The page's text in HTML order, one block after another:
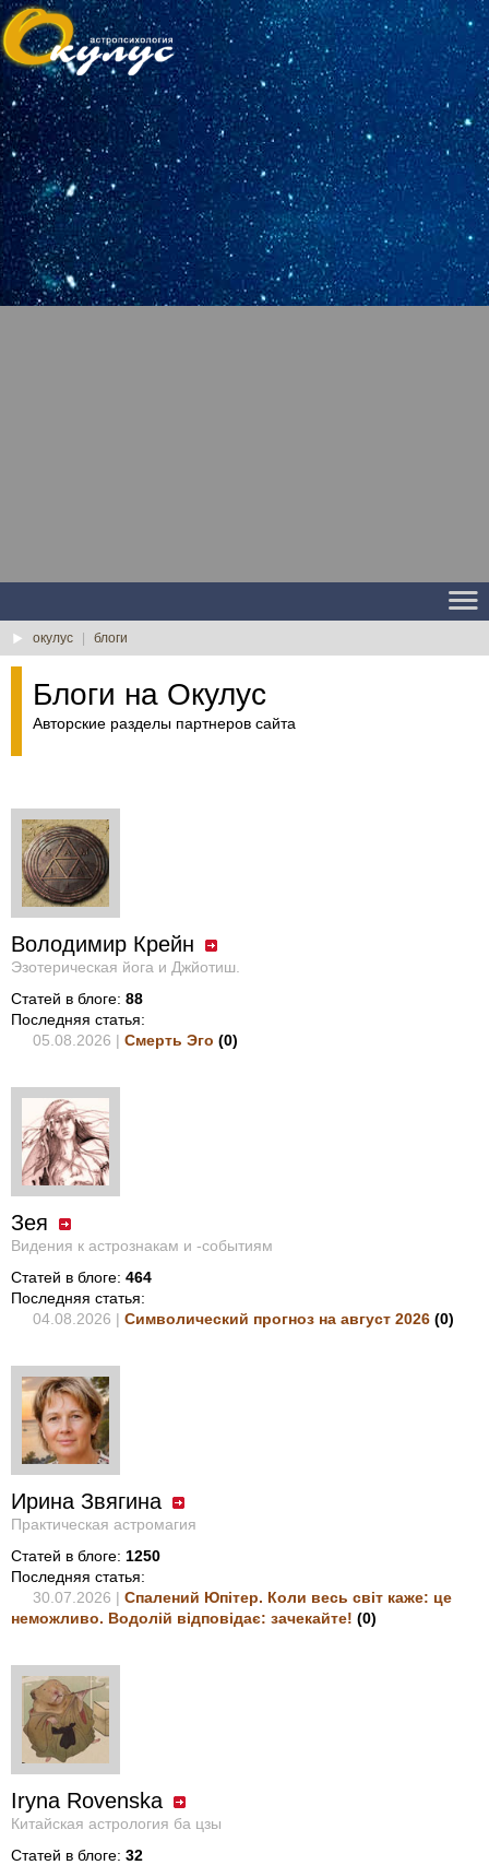
окулус блоги
Блоги на Окулус
Авторские разделы партнеров сайта
Володимир Крейн
Эзотерическая йога и Джйотиш.
Статей в блоге: 88
Последняя статья:
05.08.2026 | Смерть Эго (0)
Зея
Видения к астрознакам и -событиям
Статей в блоге: 464
Последняя статья:
04.08.2026 | Символический прогноз на август 2026 (0)
Ирина Звягина
Практическая астромагия
Статей в блоге: 1250
Последняя статья:
30.07.2026 | Спалений Юпітер. Коли весь світ каже: це
неможливо. Водолій відповідає: зачекайте! (0)
Iryna Rovenska
Китайская астрология ба цзы
Статей в блоге: 32